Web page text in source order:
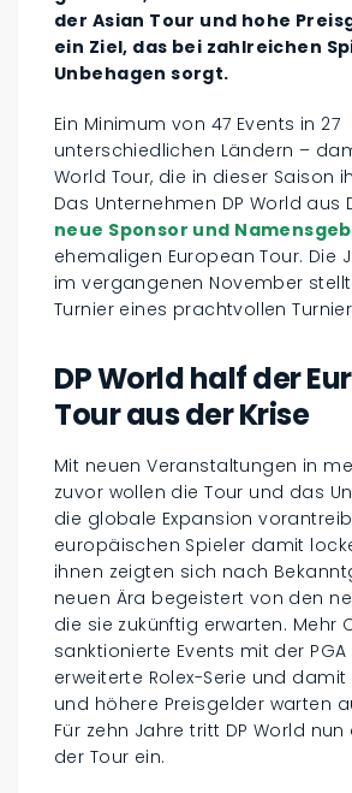
der Asian Tour und hohe
ein Ziel, das bei zahlreichen
Unbehagen sorgt.
Ein Minimum von 47 Events in 27
unterschiedlichen Ländern –
World Tour, die in dieser Saison
Das Unternehmen DP World aus
neue Sponsor und
ehemaligen European Tour. Die
im vergangenen November
Turnier eines prachtvollen
DP World half der
Tour aus der Krise
Mit neuen Veranstaltungen in
zuvor wollen die Tour und das
die globale Expansion
europäischen Spieler damit
ihnen zeigten sich nach
neuen Ära begeistert von den
die sie zukünftig erwarten. Mehr
sanktionierte Events mit der PGA
erweiterte Rolex-Serie und
und höhere Preisgelder warten
Für zehn Jahre tritt DP World
der Tour ein.